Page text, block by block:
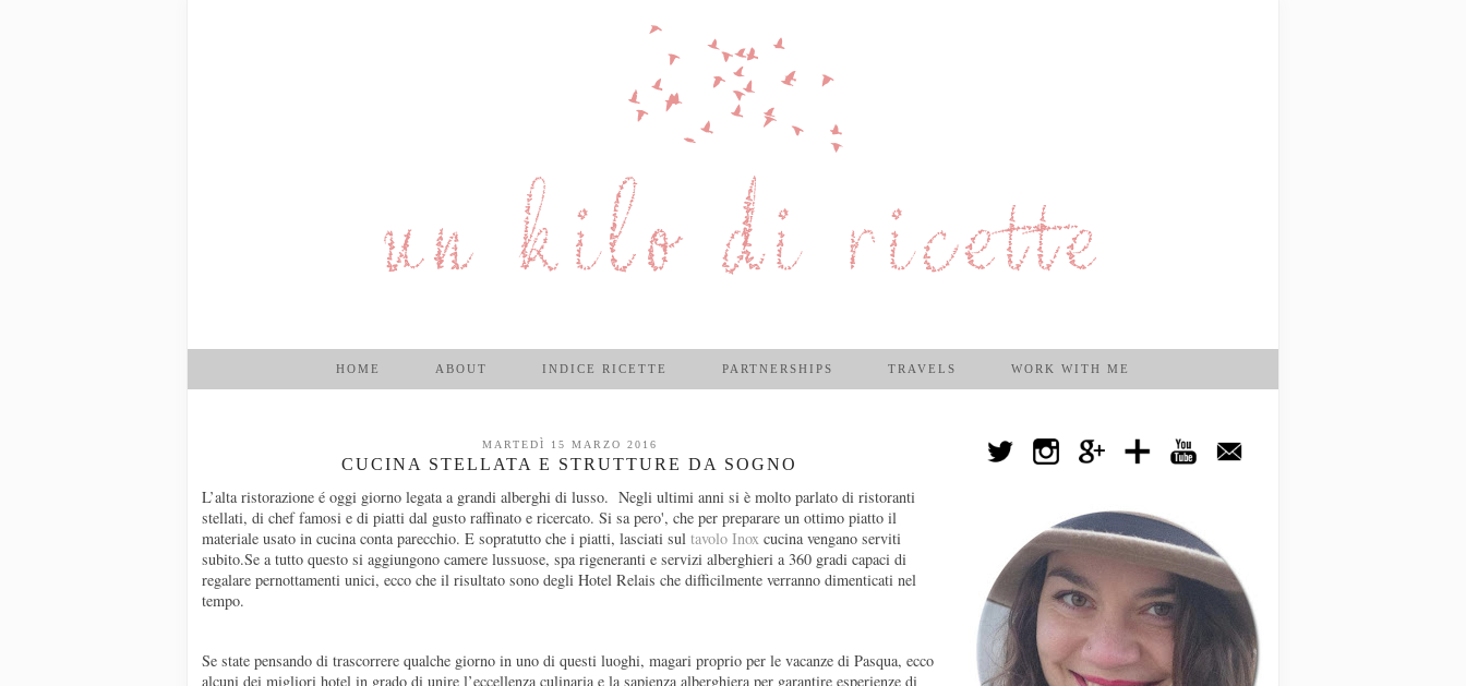
HOME ABOUT INDICE RICETTE PARTNERSHIPS TRAVELS WORK WITH ME
MARTEDÌ 15 MARZO 2016
CUCINA STELLATA E STRUTTURE DA SOGNO
L’alta ristorazione é oggi giorno legata a grandi alberghi di lusso. Negli ultimi anni si è molto parlato di ristoranti
stellati, di chef famosi e di piatti dal gusto raffinato e ricercato. Si sa pero', che per preparare un ottimo piatto il
materiale usato in cucina conta parecchio. E sopratutto che i piatti, lasciati sul tavolo Inox cucina vengano serviti
subito.Se a tutto questo si aggiungono camere lussuose, spa rigeneranti e servizi alberghieri a 360 gradi capaci di
regalare pernottamenti unici, ecco che il risultato sono degli Hotel Relais che difficilmente verranno dimenticati nel
tempo.
Se state pensando di trascorrere qualche giorno in uno di questi luoghi, magari proprio per le vacanze di Pasqua, ecco
alcuni dei migliori hotel in grado di unire l’eccellenza culinaria e la sapienza alberghiera per garantire esperienze di